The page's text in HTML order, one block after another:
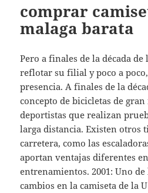
comprar
malaga barata
Pero a finales de la década de
reflotar su filial y poco a
presencia. A finales de la
concepto de bicicletas de
deportistas que realizan
larga distancia. Existen otros
carretera, como las
aportan ventajas diferentes
entrenamientos. 2001: Uno
cambios en la camiseta de la